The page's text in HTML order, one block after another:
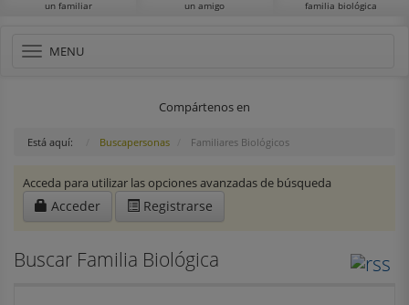
un familiar
un amigo
familia biológica
MENU
Compártenos en
Está aquí: Buscapersonas Familiares Biológicos
Acceda para utilizar las opciones avanzadas de búsqueda
Acceder Registrarse
Buscar Familia Biológica